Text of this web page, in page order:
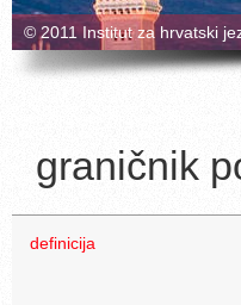
© 2011 Institut za hrvatski
graničnik
definicija